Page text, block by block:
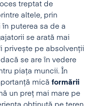
treptat de
altele, prin
puterea sa de a
se arată mai
privește pe absolvenții
se are în vedere
piața muncii. În
mică formării
un preț mai mare pe